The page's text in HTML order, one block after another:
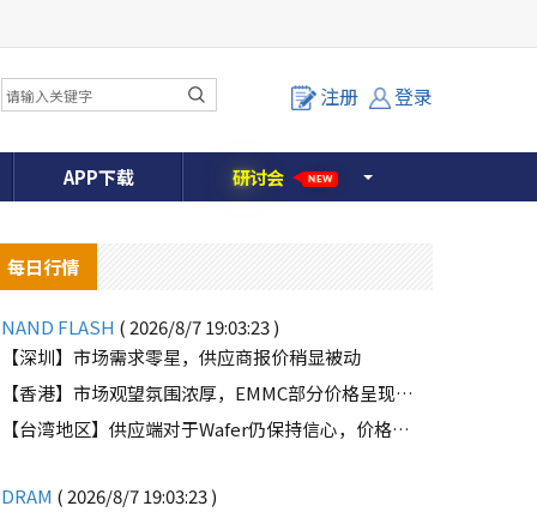
注册 登录
APP下载 研讨会 NEW
每日行情
NAND FLASH ( 2026/8/7 19:03:23 )
【深圳】市场需求零星，供应商报价稍显被动
【香港】市场观望氛围浓厚，EMMC部分价格呈现下滑趋势
【台湾地区】供应端对于Wafer仍保持信心，价格微幅上扬且惜售态度不变
DRAM ( 2026/8/7 19:03:23 )